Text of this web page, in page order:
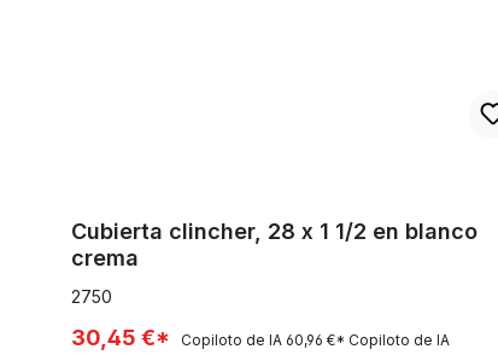
Cubierta clincher, 28 x 1 1/2 en blanco
crema
2750
30,45 €* Copiloto de IA 60,96 €* Copiloto de IA